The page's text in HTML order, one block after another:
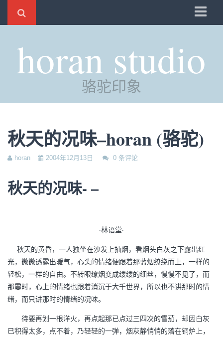
时光
评分
管理
horan studio
骆驼印象
秋天的况味–horan (骆驼)
horan 2004年12月13日 0 条评论
秋天的况味- –
·林语堂·
秋天的黄昏，一人独坐在沙发上抽烟，看烟头白灰之下露出红
光，微微透露出暖气，心头的情绪便跟着那蓝烟缭绕而上，一样的
轻松，一样的自由。不转眼缭烟变成缕缕的细丝，慢慢不见了，而
那霎时，心上的情绪也跟着消沉于大千世界，所以也不讲那时的情
绪，而只讲那时的情绪的况味。
待要再划一根洋火，再点起那已点过三四次的雪茄，却因白灰
已积得太多，点不着，乃轻轻的一弹，烟灰静悄悄的落在铜炉上，